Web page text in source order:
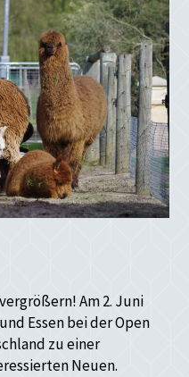
Am 2. Juni
Essen bei der Open
zu einer
Neuen.